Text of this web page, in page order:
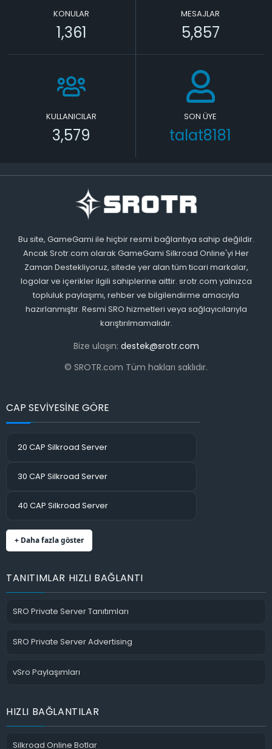
KONULAR
1,361
MESAJLAR
5,857
KULLANICILAR
3,579
SON ÜYE
talat8181
Bu site, GameGami ile hiçbir resmi bağlantıya sahip değildir.
Ancak Srotr.com olarak GameGami Silkroad Online'yi Her
Zaman Destekliyoruz, sitede yer alan tüm ticari markalar,
logolar ve içerikler ilgili sahiplerine aittir. srotr.com yalnızca
topluluk paylaşımı, rehber ve bilgilendirme amacıyla
hazırlanmıştır. Resmi SRO hizmetleri veya sağlayıcılarıyla
karıştırılmamalıdır.
Bize ulaşın: destek@srotr.com
© SROTR.com Tüm hakları saklıdır.
CAP SEVİYESİNE GÖRE
20 CAP Silkroad Server
30 CAP Silkroad Server
40 CAP Silkroad Server
+ Daha fazla göster
TANITIMLAR HIZLI BAĞLANTI
SRO Private Server Tanıtımları
SRO Private Server Advertising
vSro Paylaşımları
HIZLI BAĞLANTILAR
Silkroad Online Botlar